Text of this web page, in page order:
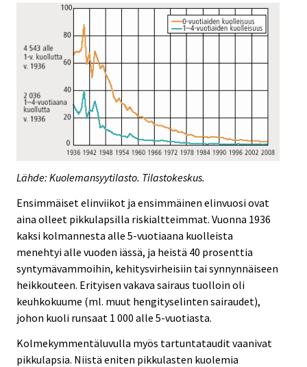
Lähde: Kuolemansyytilasto. Tilastokeskus.
Ensimmäiset elinviikot ja ensimmäinen elinvuosi ovat
aina olleet pikkulapsilla riskialtteimmat. Vuonna 1936
kaksi kolmannesta alle 5-vuotiaana kuolleista
menehtyi alle vuoden iässä, ja heistä 40 prosenttia
syntymävammoihin, kehitysvirheisiin tai synnynnäiseen
heikkouteen. Erityisen vakava sairaus tuolloin oli
keuhkokuume (ml. muut hengityselinten sairaudet),
johon kuoli runsaat 1 000 alle 5-vuotiasta.
Kolmekymmentäluvulla myös tartuntataudit vaanivat
pikkulapsia. Niistä eniten pikkulasten kuolemia